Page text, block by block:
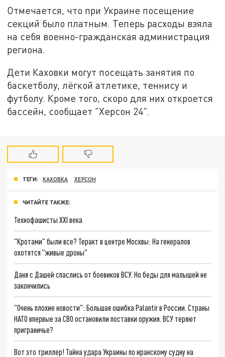
Отмечается, что при Украине посещение
секций было платным. Теперь расходы взяла
на себя военно-гражданская администрация
региона.
Дети Каховки могут посещать занятия по
баскетболу, лёгкой атлетике, теннису и
футболу. Кроме того, скоро для них откроется
бассейн, сообщает "Херсон 24".
ТЕГИ: КАХОВКА ХЕРСОН
ЧИТАЙТЕ ТАКЖЕ:
Технофашисты XXI века
"Кротами" были все? Теракт в центре Москвы: На генералов
охотятся "живые дроны"
Даня с Дашей спаслись от боевиков ВСУ. Но беды для малышей не
закончились
"Очень плохие новости": Большая ошибка Palantir в России. Страны
НАТО впервые за СВО остановили поставки оружия. ВСУ теряют
приграничье?
Вот это триллер! Тайна удара Украины по иранскому судну на